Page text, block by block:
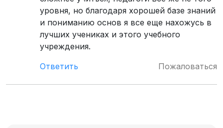
уровня, но благодаря хорошей базе знаний
и пониманию основ я все еще нахожусь в
лучших учениках и этого учебного
учреждения.
Ответить
Пожаловаться